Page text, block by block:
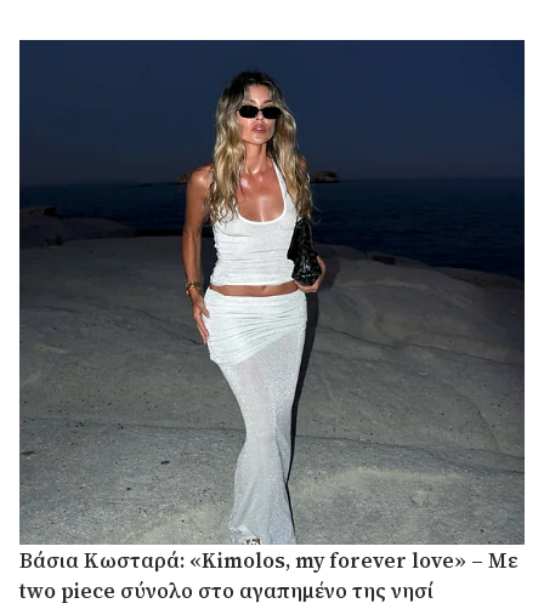
Βάσια Κωσταρά: «Kimolos, my forever love» – Με
two piece σύνολο στο αγαπημένο της νησί